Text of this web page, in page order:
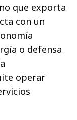
que exporta
con un
o defensa
operar